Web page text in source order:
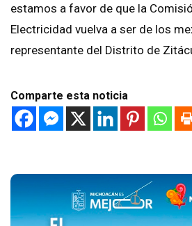
estamos a favor de que la
Electricidad vuelva a ser de los
representante del Distrito de
Comparte esta noticia